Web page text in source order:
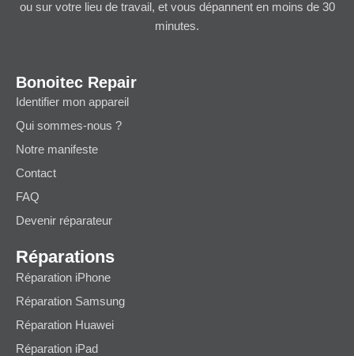
ou sur votre lieu de travail, et vous dépannent en moins de 30
minutes.
Bonoitec Repair
Identifier mon appareil
Qui sommes-nous ?
Notre manifeste
Contact
FAQ
Devenir réparateur
Réparations
Réparation iPhone
Réparation Samsung
Réparation Huawei
Réparation iPad